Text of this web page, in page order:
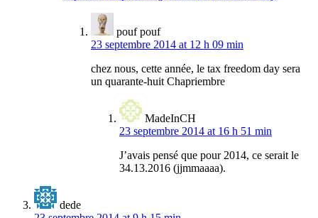
pouf pouf
23 septembre 2014 at 12 h 09 min
chez nous, cette année, le tax freedom day sera
un quarante-huit Chapriembre
MadeInCH
23 septembre 2014 at 16 h 51 min
J’avais pensé que pour 2014, ce serait le
34.13.2016 (jjmmaaaa).
dede